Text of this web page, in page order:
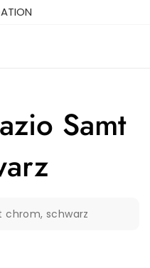
Samt
chrom, schwarz